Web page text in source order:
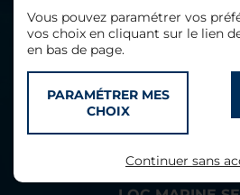
Vous pouvez paramétrer vos
vos choix en cliquant sur le lien
en bas de page.
PARAMÉTRER MES
CHOIX
Continuer sans